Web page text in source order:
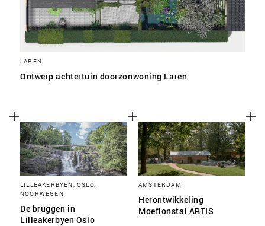
LAREN
Ontwerp achtertuin doorzonwoning Laren
LILLEAKERBYEN, OSLO,
NOORWEGEN
De bruggen in
Lilleakerbyen Oslo
AMSTERDAM
Herontwikkeling
Moeflonstal ARTIS